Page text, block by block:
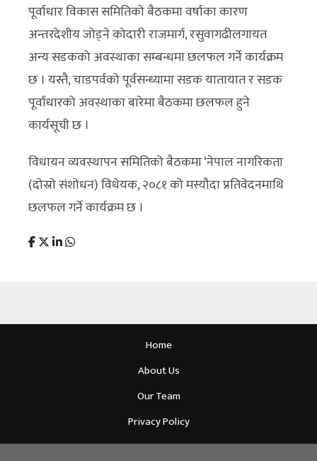
पूर्वाधार विकास समितिको बैठकमा वर्षाका कारण
अन्तरदेशीय जोड्ने कोदारी राजमार्ग, रसुवागढीलगायत
अन्य सडकको अवस्थाका सम्बन्धमा छलफल गर्ने कार्यक्रम
छ । यस्तै, चाडपर्वको पूर्वसन्ध्यामा सडक यातायात र सडक
पूर्वाधारको अवस्थाका बारेमा बैठकमा छलफल हुने
कार्यसूची छ ।
विधायन व्यवस्थापन समितिको बैठकमा ‘नेपाल नागरिकता
(दोस्रो संशोधन) विधेयक, २०८१ को मस्यौदा प्रतिवेदनमाथि
छलफल गर्ने कार्यक्रम छ ।
Home
About Us
Our Team
Privacy Policy